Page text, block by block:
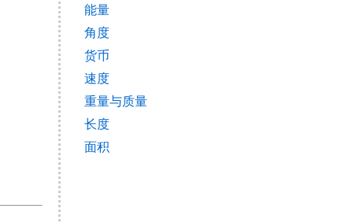
能量
角度
货币
速度
重量与质量
长度
面积